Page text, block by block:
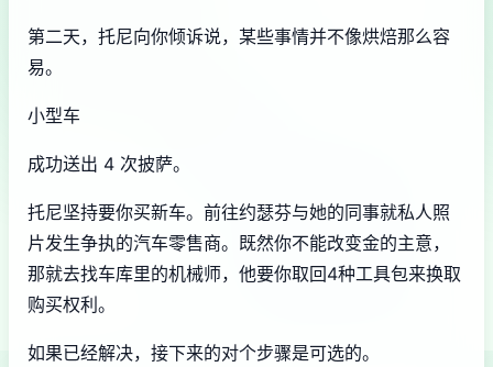
第二天，托尼向你倾诉说，某些事情并不像烘焙那么容
易。
小型车
成功送出 4 次披萨。
托尼坚持要你买新车。前往约瑟芬与她的同事就私人照
片发生争执的汽车零售商。既然你不能改变金的主意，
那就去找车库里的机械师，他要你取回4种工具包来换取
购买权利。
如果已经解决，接下来的对个步骤是可选的。